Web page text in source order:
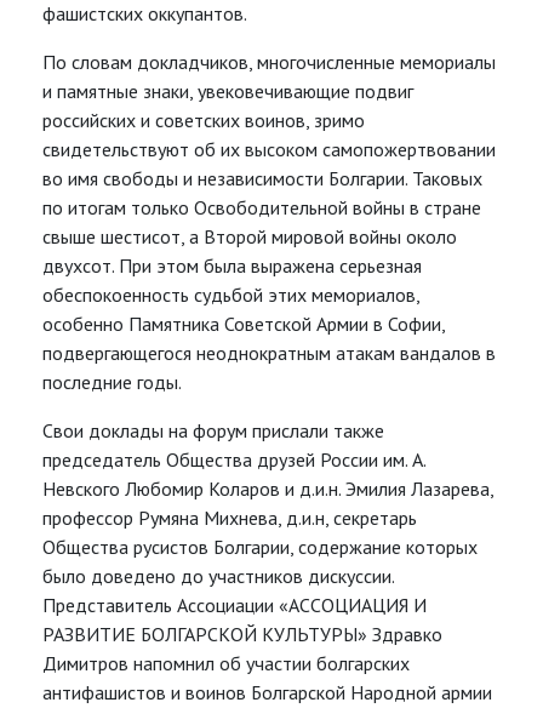
фашистских оккупантов.
По словам докладчиков, многочисленные мемориалы
и памятные знаки, увековечивающие подвиг
российских и советских воинов, зримо
свидетельствуют об их высоком самопожертвовании
во имя свободы и независимости Болгарии. Таковых
по итогам только Освободительной войны в стране
свыше шестисот, а Второй мировой войны около
двухсот. При этом была выражена серьезная
обеспокоенность судьбой этих мемориалов,
особенно Памятника Советской Армии в Софии,
подвергающегося неоднократным атакам вандалов в
последние годы.
Свои доклады на форум прислали также
председатель Общества друзей России им. А.
Невского Любомир Коларов и д.и.н. Эмилия Лазарева,
профессор Румяна Михнева, д.и.н, секретарь
Общества русистов Болгарии, содержание которых
было доведено до участников дискуссии.
Представитель Ассоциации «АССОЦИАЦИЯ И
РАЗВИТИЕ БОЛГАРСКОЙ КУЛЬТУРЫ» Здравко
Димитров напомнил об участии болгарских
антифашистов и воинов Болгарской Народной армии